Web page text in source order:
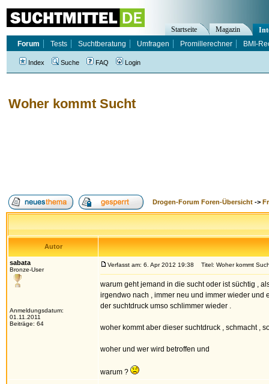
Woher kommt Sucht
Drogen-Forum Foren-Übersicht ->
Autor
sabata
Bronze-User
Anmeldungsdatum:
01.11.2011
Beiträge: 64
Verfasst am: 6. Apr 2012 19:38 Titel: Woher kommt
warum geht jemand in die sucht oder ist süchtig ,
irgendwo nach , immer neu und immer wieder und
der suchtdruck umso schlimmer wieder .
woher kommt aber dieser suchtdruck , schmacht ,
woher und wer wird betroffen und
warum ?
Startseite Magazin
Forum
Tests Suchtberatung Umfragen Promillerechner BMI-
Index Suche FAQ Login